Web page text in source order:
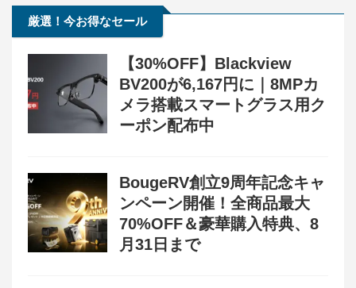
厳選！今お得なセール
【30%OFF】Blackview
BV200が6,167円に｜8MPカ
メラ搭載スマートグラス用ク
ーポン配布中
BougeRV創立9周年記念キャ
ンペーン開催！全商品最大
70%OFF＆豪華購入特典、8
月31日まで